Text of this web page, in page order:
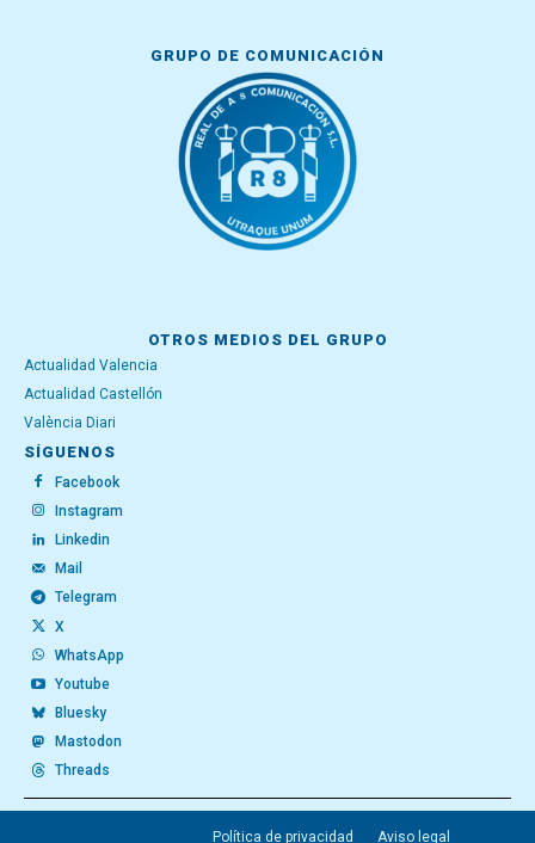
GRUPO DE COMUNICACIÓN
OTROS MEDIOS DEL GRUPO
Actualidad Valencia
Actualidad Castellón
València Diari
SÍGUENOS
Facebook
Instagram
Linkedin
Mail
Telegram
X
WhatsApp
Youtube
Bluesky
Mastodon
Threads
Política de privacidad Aviso legal